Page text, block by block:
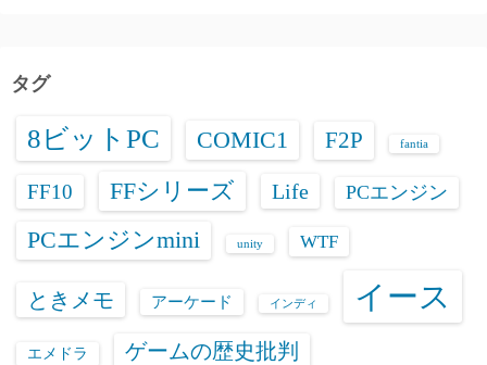
ブ
タグ
8ビットPC COMIC1 F2P fantia
FF10 FFシリーズ Life PCエンジン
PCエンジンmini unity WTF
ときメモ アーケード インディ イース
エメドラ ゲームの歴史批判